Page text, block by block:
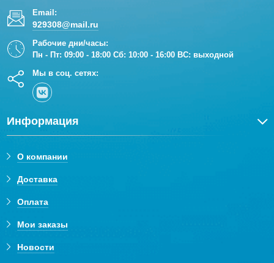
Email:
929308@mail.ru
Рабочие дни/часы:
Пн - Пт: 09:00 - 18:00 Сб: 10:00 - 16:00 ВС: выходной
Мы в соц. сетях:
Информация
О компании
Доставка
Оплата
Мои заказы
Новости